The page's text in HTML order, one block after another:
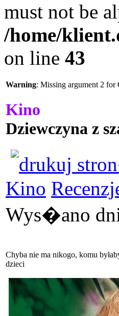
must not be
/home/
on line 43
Warning: Missing argument 2
Kino
Dziewczyna z
Kino
Wys�ano
Chyba nie ma nikogo, komu
dzieci